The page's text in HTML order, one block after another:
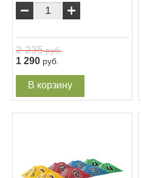
− +
2 235руб.
1 290 руб.
В корзину